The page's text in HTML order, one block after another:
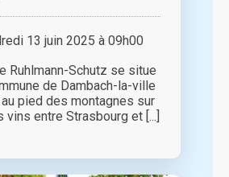
13 juin 2025 à 09h00
Ruhlmann-Schutz se situe
de Dambach-la-ville
pied des montagnes sur
vins entre Strasbourg et [...]